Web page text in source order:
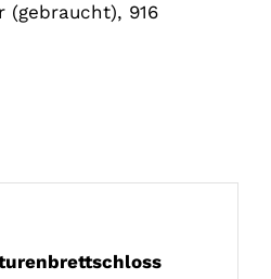
(gebraucht), 916